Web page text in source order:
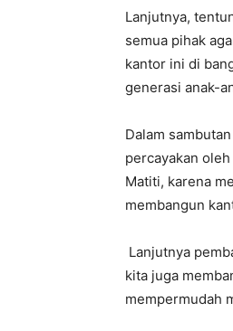
Lanjutnya,
semua pihak
kantor ini di
generasi anak-
Dalam
percayakan
Matiti, karena
membangun
Lanjutnya
kita juga
mempermudah